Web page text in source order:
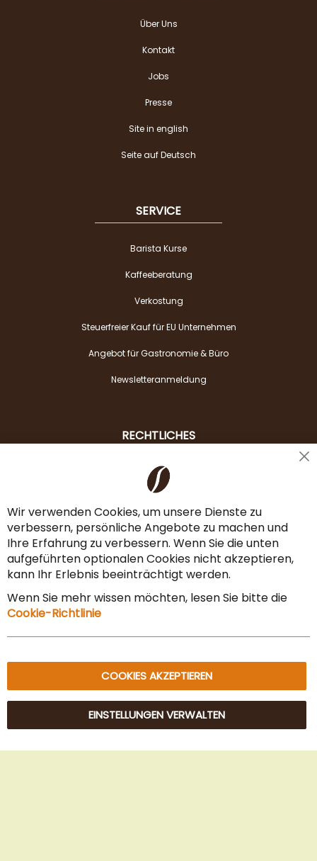
Über Uns
Kontakt
Jobs
Presse
Site in english
Seite auf Deutsch
SERVICE
Barista Kurse
Kaffeeberatung
Verkostung
Steuerfreier Kauf für EU Unternehmen
Angebot für Gastronomie & Büro
Newsletteranmeldung
RECHTLICHES
Liefer- & Versandkosten
AGB & Widerrufsrecht
Vertrag widerrufen
Impressum
Datenschutz & Sicherheit
© 2025 Beans Kaffeehandel OG. Alle Rechte vorbehalten.
Wir verwenden Cookies, um unsere Dienste zu
verbessern, persönliche Angebote zu machen und
Ihre Erfahrung zu verbessern. Wenn Sie die unten
aufgeführten optionalen Cookies nicht akzeptieren,
kann Ihr Erlebnis beeinträchtigt werden.
Wenn Sie mehr wissen möchten, lesen Sie bitte die
Cookie-Richtlinie
COOKIES AKZEPTIEREN
EINSTELLUNGEN VERWALTEN